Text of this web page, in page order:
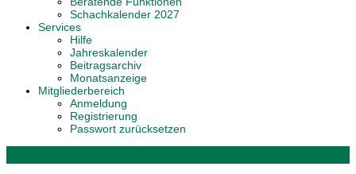
Schachkalender 2027
Services
Hilfe
Jahreskalender
Beitragsarchiv
Monatsanzeige
Mitgliederbereich
Anmeldung
Registrierung
Passwort zurücksetzen